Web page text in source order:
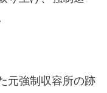
元強制収容所の跡